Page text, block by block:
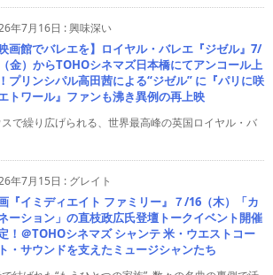
年7月16日 :興味深い
映画館でバレエを】ロイヤル・バレエ『ジゼル』7/
金）からTOHOシネマズ日本橋にてアンコール上
プリンシパル高田茜による“ジゼル” に『パリに咲
トワール』ファンも沸き異例の再上映
で繰り広げられる、世界最高峰の英国ロイヤル・バ
年7月15日 : グレイト
『イミディエイト ファミリー』７/16（木）「カ
ーション」の直枝政広氏登壇トークイベント開催
！＠TOHOシネマズ シャンテ 米・ウエストコー
・サウンドを支えたミュージシャンたち